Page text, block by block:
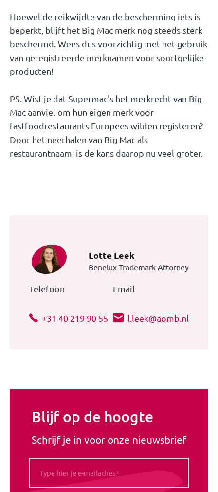
Hoewel de reikwijdte van de bescherming iets is
beperkt, blijft het Big Mac-merk nog steeds sterk
beschermd. Wees dus voorzichtig met het gebruik
van geregistreerde merknamen voor soortgelijke
producten!
PS. Wist je dat Supermac's het merkrecht van Big
Mac aanviel om hun eigen merk voor
fastfoodrestaurants Europees wilden registeren?
Door het neerhalen van Big Mac als
restaurantnaam, is de kans daarop nu veel groter.
Lotte Leek
Benelux Trademark Attorney
Telefoon
+31 40 219 90 55
Email
l.leek@aomb.nl
Blijf op de hoogte
Schrijf je in voor onze nieuwsbrief